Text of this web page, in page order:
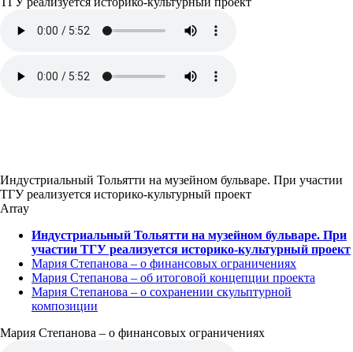
Индустриальный Тольятти на музейном бульваре. При участии
ТГУ реализуется историко-культурный проект
Array
Индустриальный Тольятти на музейном бульваре. При
участии ТГУ реализуется историко-культурный проект
Мария Степанова – о финансовых ограничениях
Мария Степанова – об итоговой концепции проекта
Мария Степанова – о сохранении скульптурной
композиции
Мария Степанова – о финансовых ограничениях